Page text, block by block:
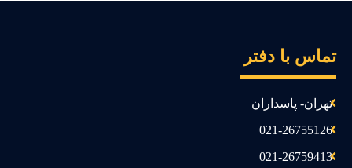
با دفتر
تهران- پاسداران
021-26755126
021-26759413